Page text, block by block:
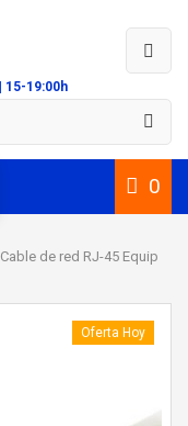
15-19:00h
0
Cable de red RJ-45 Equip
Oferta Hoy